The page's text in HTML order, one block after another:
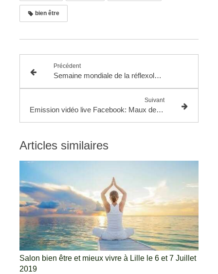
bien être
Précédent
Semaine mondiale de la réflexologie
Suivant
Emission vidéo live Facebook: Maux de tête et migraines
Articles similaires
Salon bien être et mieux vivre à Lille le 6 et 7 Juillet
2019